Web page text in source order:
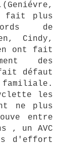
fait plus
de
Cindy,
ont fait
des
défaut
familiale.
les
ne plus
entre
, un AVC
d'effort